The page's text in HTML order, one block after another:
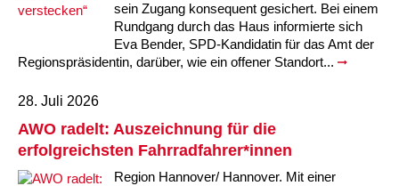
Krippe Schleswiger Straße
Kindertagesstätte Schneiderberg
Kindertagesstätte Tresckowstraße
Kindertagesstätte Levester Straße
Offene Sprach-Sprechstunde
Kindertagesstätte Moorlilienweg /
Kindertagesstätte Petermannstraße /
sein Zugang konsequent gesichert. Bei einem
Rundgang durch das Haus informierte sich
Eva Bender, SPD-Kandidatin für das Amt der
Regionspräsidentin, darüber, wie ein offener Standort...
28. Juli 2026
AWO radelt: Auszeichnung für die
erfolgreichsten Fahrradfahrer*innen
Region Hannover/ Hannover. Mit einer